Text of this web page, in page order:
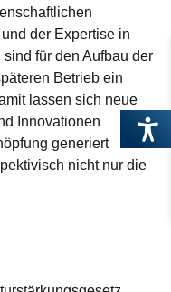
der Expertise in
für den Aufbau der
Betrieb ein
lassen sich neue
Innovationen
generiert
nicht nur die